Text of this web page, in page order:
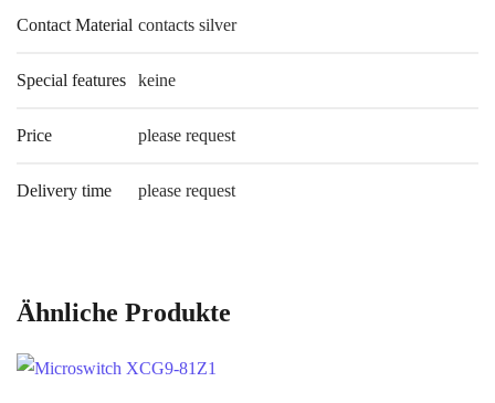
Contact Material contacts silver
Special features keine
Price please request
Delivery time please request
Ähnliche Produkte